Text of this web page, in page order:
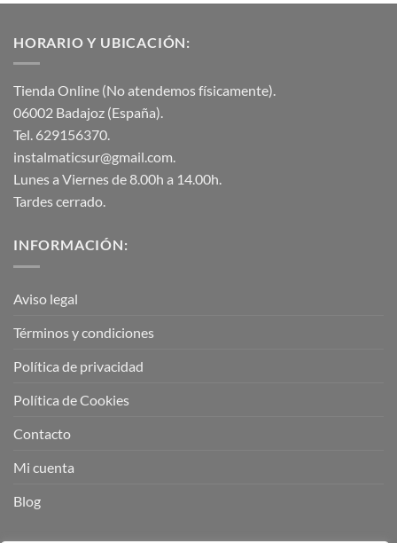
HORARIO Y UBICACIÓN:
Tienda Online (No atendemos físicamente).
06002 Badajoz (España).
Tel. 629156370.
instalmaticsur@gmail.com.
Lunes a Viernes de 8.00h a 14.00h.
Tardes cerrado.
INFORMACIÓN:
Aviso legal
Términos y condiciones
Política de privacidad
Política de Cookies
Contacto
Mi cuenta
Blog